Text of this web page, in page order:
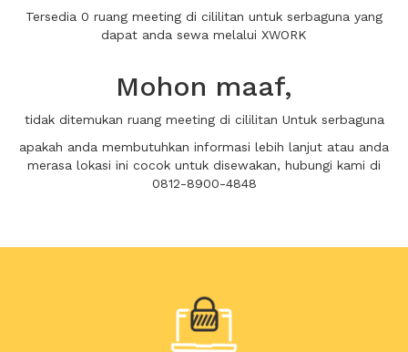
Tersedia 0 ruang meeting di cililitan untuk serbaguna yang
dapat anda sewa melalui XWORK
Mohon maaf,
tidak ditemukan ruang meeting di cililitan Untuk serbaguna
apakah anda membutuhkan informasi lebih lanjut atau anda
merasa lokasi ini cocok untuk disewakan, hubungi kami di
0812-8900-4848